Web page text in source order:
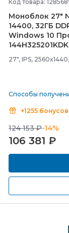
Код товара:
Моноблок 27"
14400, 32ГБ
Windows 10
27", IPS,
Способы
+1255 бонусов
124 153 ₽-14%
106 381 ₽